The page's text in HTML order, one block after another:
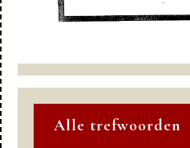
Alle trefwoorden